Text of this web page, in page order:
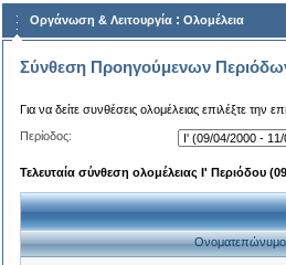
Οργάνωση & Λειτουργία : Ολομέλεια
Σύνθεση Προηγούμενων
Για να δείτε συνθέσεις ολομέλειας επιλέξτε την
Περίοδος:
Τελευταία σύνθεση ολομέλειας Ι' Περιόδου
Ονοματεπώνυμο